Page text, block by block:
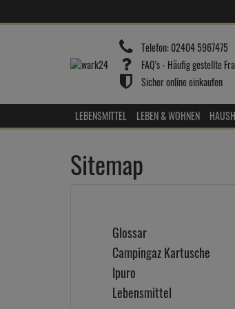
Telefon:02404 5967475
FAQ's - Häufig gestellte
Sicher online einkaufen
LEBENSMITTEL LEBEN & WOHNEN
Sitemap
Glossar
Campingaz Kartusche
Ipuro
Lebensmittel